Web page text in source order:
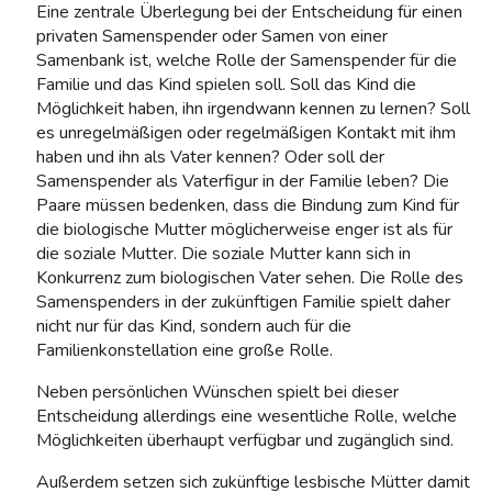
Eine zentrale Überlegung bei der Entscheidung für einen
privaten Samenspender oder Samen von einer
Samenbank ist, welche Rolle der Samenspender für die
Familie und das Kind spielen soll. Soll das Kind die
Möglichkeit haben, ihn irgendwann kennen zu lernen? Soll
es unregelmäßigen oder regelmäßigen Kontakt mit ihm
haben und ihn als Vater kennen? Oder soll der
Samenspender als Vaterfigur in der Familie leben? Die
Paare müssen bedenken, dass die Bindung zum Kind für
die biologische Mutter möglicherweise enger ist als für
die soziale Mutter. Die soziale Mutter kann sich in
Konkurrenz zum biologischen Vater sehen. Die Rolle des
Samenspenders in der zukünftigen Familie spielt daher
nicht nur für das Kind, sondern auch für die
Familienkonstellation eine große Rolle.
Neben persönlichen Wünschen spielt bei dieser
Entscheidung allerdings eine wesentliche Rolle, welche
Möglichkeiten überhaupt verfügbar und zugänglich sind.
Außerdem setzen sich zukünftige lesbische Mütter damit